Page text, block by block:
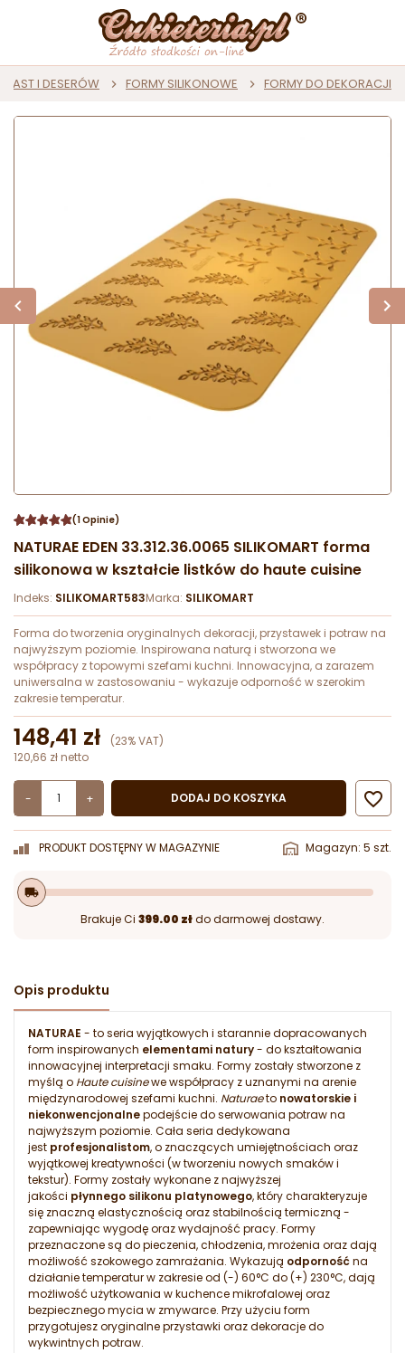
I DESERÓW FORMY SILIKONOWE FORMY DO DEKORACJI
(1 Opinie)
NATURAE EDEN 33.312.36.0065 SILIKOMART forma
silikonowa w kształcie listków do haute cuisine
Indeks: SILIKOMART583Marka: SILIKOMART
Forma do tworzenia oryginalnych dekoracji, przystawek i potraw na
najwyższym poziomie. Inspirowana naturą i stworzona we
współpracy z topowymi szefami kuchni. Innowacyjna, a zarazem
uniwersalna w zastosowaniu - wykazuje odporność w szerokim
zakresie temperatur.
148,41 zł
(23% VAT)
120,66 zł netto
- + DODAJ DO KOSZYKA 
PRODUKT DOSTĘPNY W MAGAZYNIE Magazyn: 5 szt.
local_shipping
Brakuje Ci 399.00 złdo darmowej dostawy.
Opis produktu
NATURAE - to seria wyjątkowych i starannie dopracowanych
form inspirowanych elementami natury- do kształtowania
innowacyjnej interpretacji smaku. Formy zostały stworzone z
myślą o Haute cuisinewe współpracy z uznanymi na arenie
międzynarodowej szefami kuchni. Naturaeto nowatorskie i
niekonwencjonalnepodejście do serwowania potraw na
najwyższym poziomie. Cała seria dedykowana
jest profesjonalistom, o znaczących umiejętnościach oraz
wyjątkowej kreatywności (w tworzeniu nowych smaków i
tekstur). Formy zostały wykonane z najwyższej
jakości płynnego silikonu platynowego, który charakteryzuje
się znaczną elastycznością oraz stabilnością termiczną -
zapewniając wygodę oraz wydajność pracy. Formy
przeznaczone są do pieczenia, chłodzenia, mrożenia oraz dają
możliwość szokowego zamrażania. Wykazują odpornośćna
działanie temperatur w zakresie od (-) 60°C do (+) 230°C, dają
możliwość użytkowania w kuchence mikrofalowej oraz
bezpiecznego mycia w zmywarce. Przy użyciu form
przygotujesz oryginalne przystawki oraz dekoracje do
wykwintnych potraw.